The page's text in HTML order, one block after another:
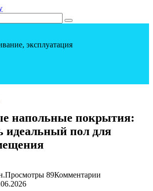
эксплуатация
напольные покрытия:
идеальный пол для
Просмотры 89Комментарии